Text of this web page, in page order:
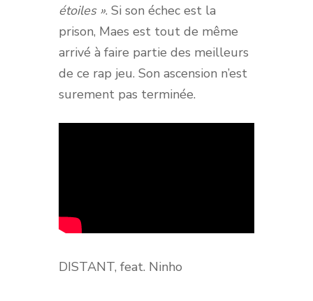
étoiles ». Si son échec est la
prison, Maes est tout de même
arrivé à faire partie des meilleurs
de ce rap jeu. Son ascension n’est
surement pas terminée.
DISTANT, feat. Ninho